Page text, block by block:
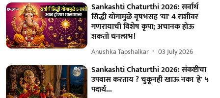
Sankashti Chaturthi 2026: सर्वार्थ
सिद्धी योगामुळे वृषभसह 'या' 4 राशींवर
गणरायाची विशेष कृपा; अचानक होऊ
शकतो धनलाभ!
Anushka Tapshalkar 03 July 2026
Sankashti Chaturthi 2026: संकष्टीचा
उपवास करताय ? चुकूनही खाऊ नका 'हे' ५
पदार्थ...